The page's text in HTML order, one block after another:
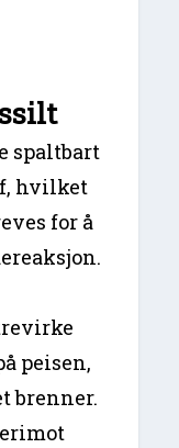
spaltbart
hvilket
for å
peisen,
brenner.